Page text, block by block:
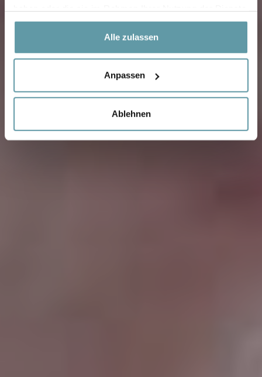
gesammelt haben.
Alle zulassen
Anpassen
Ablehnen